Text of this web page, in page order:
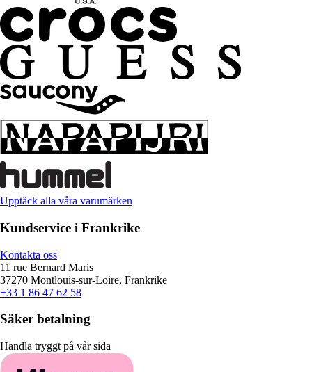
Upptäck alla våra varumärken
Kundservice i Frankrike
Kontakta oss
11 rue Bernard Maris
37270 Montlouis-sur-Loire, Frankrike
+33 1 86 47 62 58
Säker betalning
Handla tryggt på vår sida